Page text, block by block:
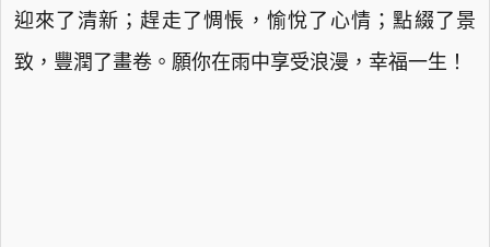
迎來了清新；趕走了惆悵，愉悅了心情；點綴了景
致，豐潤了畫卷。願你在雨中享受浪漫，幸福一生！